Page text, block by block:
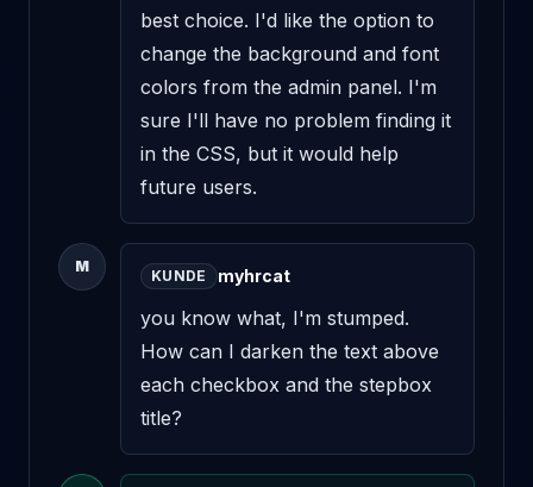
best choice. I'd like the option to
change the background and font
colors from the admin panel. I'm
sure I'll have no problem finding it
in the CSS, but it would help
future users.
M
KUNDE myhrcat
you know what, I'm stumped.
How can I darken the text above
each checkbox and the stepbox
title?